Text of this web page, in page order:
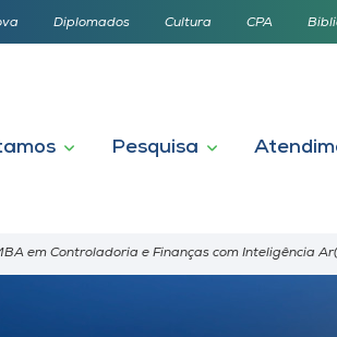
Diplomados Cultura CPA
Pesquisa
em Controladoria e Finanças com Inteligência